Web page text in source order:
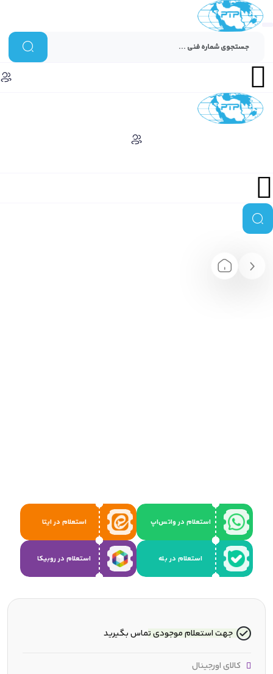
استعلام در واتس‌اپ استعلام در ایتا
استعلام در بله استعلام در روبیکا
جهت استعلام موجودی تماس بگیرید
کالای اورجینال